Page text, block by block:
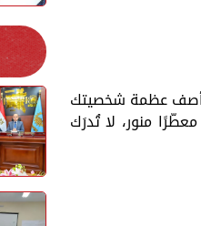
أصف عظمة شخصيتك
منور، لا تُدرَك